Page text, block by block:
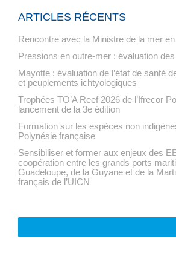
ARTICLES RÉCENTS
Rencontre avec la Ministre de la mer
Pressions en outre-mer : évaluation
Mayotte : évaluation de l’état de santé
et peuplements ichtyologiques
Trophées TO’A Reef 2026 de l’Ifrecor
lancement de la 3e édition
Formation sur les espèces non
Polynésie française
Sensibiliser et former aux enjeux des
coopération entre les grands ports
Guadeloupe, de la Guyane et de la
français de l’UICN